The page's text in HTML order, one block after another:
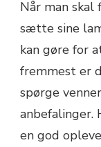
Når man
sætte sine
kan gøre for
fremmest er
spørge
anbefalinger.
en god